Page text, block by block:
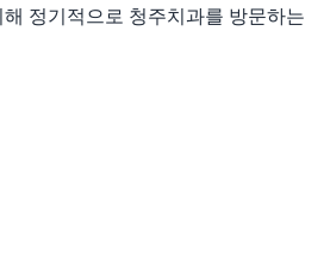
정기적으로 청주치과를 방문하는